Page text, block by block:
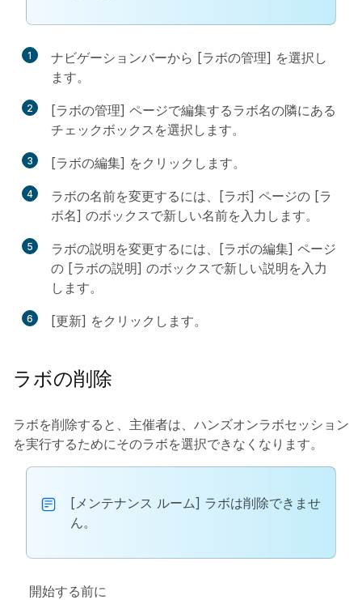
1
ナビゲーションバーから [ラボの管理] を選択し
ます。
2
[ラボの管理] ページで編集するラボ名の隣にある
チェックボックスを選択します。
3 [ラボの編集] をクリックします。
4
ラボの名前を変更するには、[ラボ] ページの [ラ
ボ名] のボックスで新しい名前を入力します。
5
ラボの説明を変更するには、[ラボの編集] ページ
の [ラボの説明] のボックスで新しい説明を入力
します。
6 [更新] をクリックします。
ラボの削除
ラボを削除すると、主催者は、ハンズオンラボセッション
を実行するためにそのラボを選択できなくなります。
[メンテナンス ルーム] ラボは削除できませ
ん。
開始する前に